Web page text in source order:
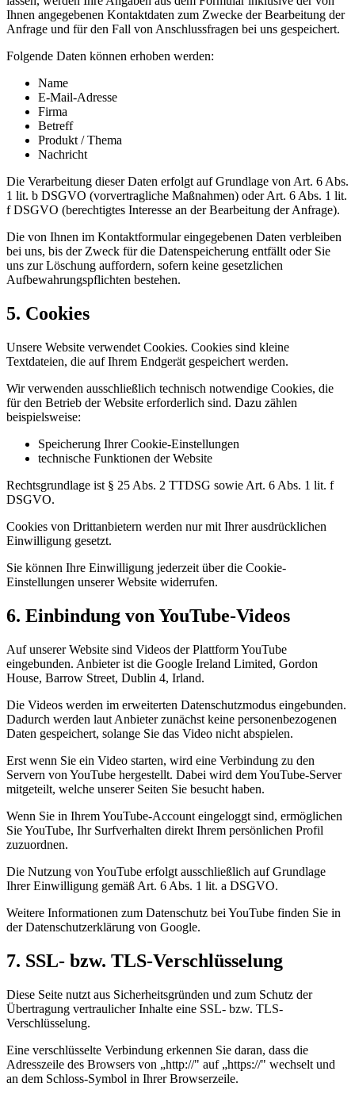
Ihnen angegebenen Kontaktdaten zum Zwecke der Bearbeitung der
Anfrage und für den Fall von Anschlussfragen bei uns gespeichert.
Folgende Daten können erhoben werden:
Name
E-Mail-Adresse
Firma
Betreff
Produkt / Thema
Nachricht
Die Verarbeitung dieser Daten erfolgt auf Grundlage von Art. 6 Abs.
1 lit. b DSGVO (vorvertragliche Maßnahmen) oder Art. 6 Abs. 1 lit.
f DSGVO (berechtigtes Interesse an der Bearbeitung der Anfrage).
Die von Ihnen im Kontaktformular eingegebenen Daten verbleiben
bei uns, bis der Zweck für die Datenspeicherung entfällt oder Sie
uns zur Löschung auffordern, sofern keine gesetzlichen
Aufbewahrungspflichten bestehen.
5. Cookies
Unsere Website verwendet Cookies. Cookies sind kleine
Textdateien, die auf Ihrem Endgerät gespeichert werden.
Wir verwenden ausschließlich technisch notwendige Cookies, die
für den Betrieb der Website erforderlich sind. Dazu zählen
beispielsweise:
Speicherung Ihrer Cookie-Einstellungen
technische Funktionen der Website
Rechtsgrundlage ist § 25 Abs. 2 TTDSG sowie Art. 6 Abs. 1 lit. f
DSGVO.
Cookies von Drittanbietern werden nur mit Ihrer ausdrücklichen
Einwilligung gesetzt.
Sie können Ihre Einwilligung jederzeit über die Cookie-
Einstellungen unserer Website widerrufen.
6. Einbindung von YouTube-Videos
Auf unserer Website sind Videos der Plattform YouTube
eingebunden. Anbieter ist die Google Ireland Limited, Gordon
House, Barrow Street, Dublin 4, Irland.
Die Videos werden im erweiterten Datenschutzmodus eingebunden.
Dadurch werden laut Anbieter zunächst keine personenbezogenen
Daten gespeichert, solange Sie das Video nicht abspielen.
Erst wenn Sie ein Video starten, wird eine Verbindung zu den
Servern von YouTube hergestellt. Dabei wird dem YouTube-Server
mitgeteilt, welche unserer Seiten Sie besucht haben.
Wenn Sie in Ihrem YouTube-Account eingeloggt sind, ermöglichen
Sie YouTube, Ihr Surfverhalten direkt Ihrem persönlichen Profil
zuzuordnen.
Die Nutzung von YouTube erfolgt ausschließlich auf Grundlage
Ihrer Einwilligung gemäß Art. 6 Abs. 1 lit. a DSGVO.
Weitere Informationen zum Datenschutz bei YouTube finden Sie in
der Datenschutzerklärung von Google.
7. SSL- bzw. TLS-Verschlüsselung
Diese Seite nutzt aus Sicherheitsgründen und zum Schutz der
Übertragung vertraulicher Inhalte eine SSL- bzw. TLS-
Verschlüsselung.
Eine verschlüsselte Verbindung erkennen Sie daran, dass die
Adresszeile des Browsers von „http://" auf „https://" wechselt und
an dem Schloss-Symbol in Ihrer Browserzeile.